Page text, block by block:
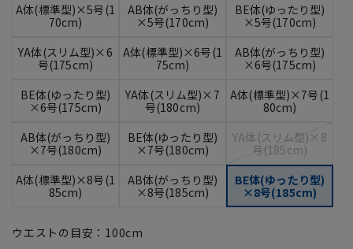
A体(標準型)×5号(1
70cm)
AB体(がっちり型)
×5号(170cm)
BE体(ゆったり型)
×5号(170cm)
YA体(スリム型)×6
号(175cm)
A体(標準型)×6号(1
75cm)
AB体(がっちり型)
×6号(175cm)
BE体(ゆったり型)
×6号(175cm)
YA体(スリム型)×7
号(180cm)
A体(標準型)×7号(1
80cm)
AB体(がっちり型)
×7号(180cm)
BE体(ゆったり型)
×7号(180cm)
YA体(スリム型)×8
号(185cm)
A体(標準型)×8号(1
85cm)
AB体(がっちり型)
×8号(185cm)
BE体(ゆったり型)
×8号(185cm)
ウエストの目安： 100cm